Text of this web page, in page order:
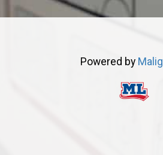
Powered by